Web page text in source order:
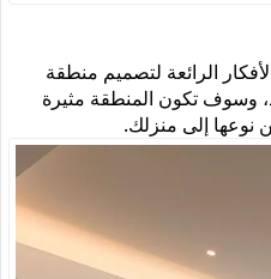
الرائعة لتصميم منطقة
وسوف تكون المنطقة مثيرة
نوعها إلى منزلك.